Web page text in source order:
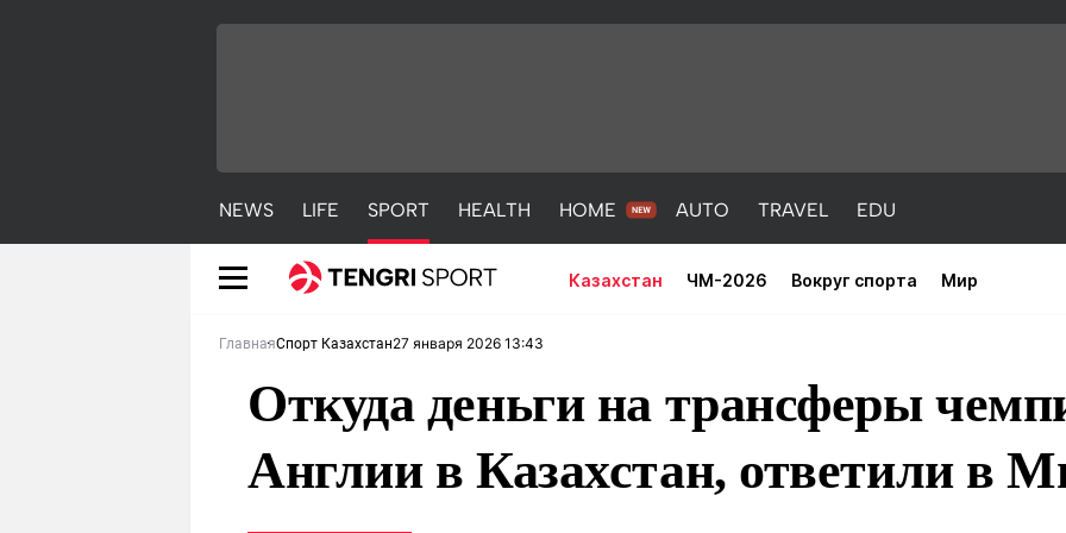
NEWS LIFE SPORT HEALTH HOME AUTO TRAVEL EDU
Казахстан ЧМ-2026 Вокруг спорта Мир
NEWS AUTO
ГлавнаяСпорт Казахстан27 января 2026 13:43
Откуда деньги на трансферы
Англии в Казахстан, ответили в